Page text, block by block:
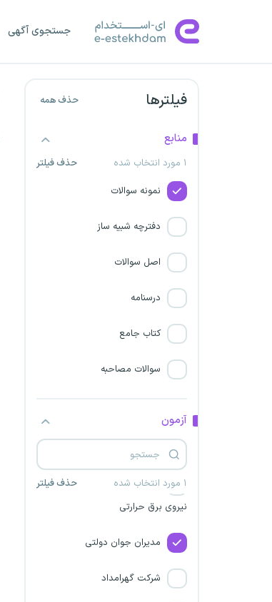
جستجوی آگهی
فیلترها حذف همه
منابع
۱ مورد انتخاب شده
حذف فیلتر
نمونه سوالات
دفترچه شبیه ساز
اصل سوالات
درسنامه
کتاب جامع
سوالات مصاحبه
آزمون
۱ مورد انتخاب شده حذف فیلتر
بلوچستان
شرکت قند تربت حیدریه
شرکت برق استان مرکزی
خدماتی آموزش و پرورش
فراخوان تاسیس دفاتر پلیس +
10
رضوی
کمیته امداد (شمساما)
شرکت مادر تخصصی تولید
نیروی برق حرارتی
مدیران جوان دولتی
شرکت گهرامداد